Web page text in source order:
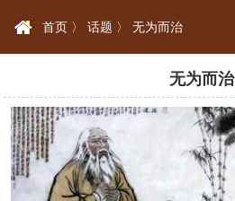
首页 〉 话题 〉 无为而治
无为而治